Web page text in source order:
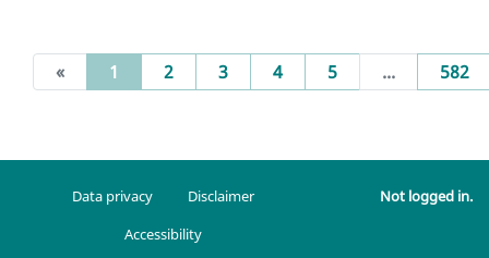
« 1 (current)
2 3 4 5 ... 582
Data privacy
Disclaimer
Accessibility
Not logged in.